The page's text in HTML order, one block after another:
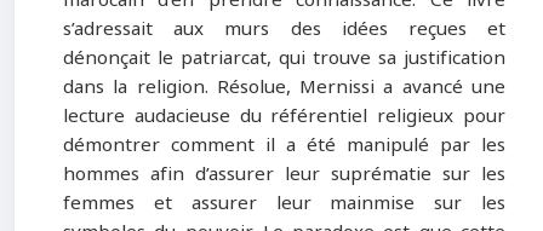
s’adressait aux murs des idées reçues et
dénonçait le patriarcat, qui trouve sa justification
dans la religion. Résolue, Mernissi a avancé une
lecture audacieuse du référentiel religieux pour
démontrer comment il a été manipulé par les
hommes afin d’assurer leur suprématie sur les
femmes et assurer leur mainmise sur les